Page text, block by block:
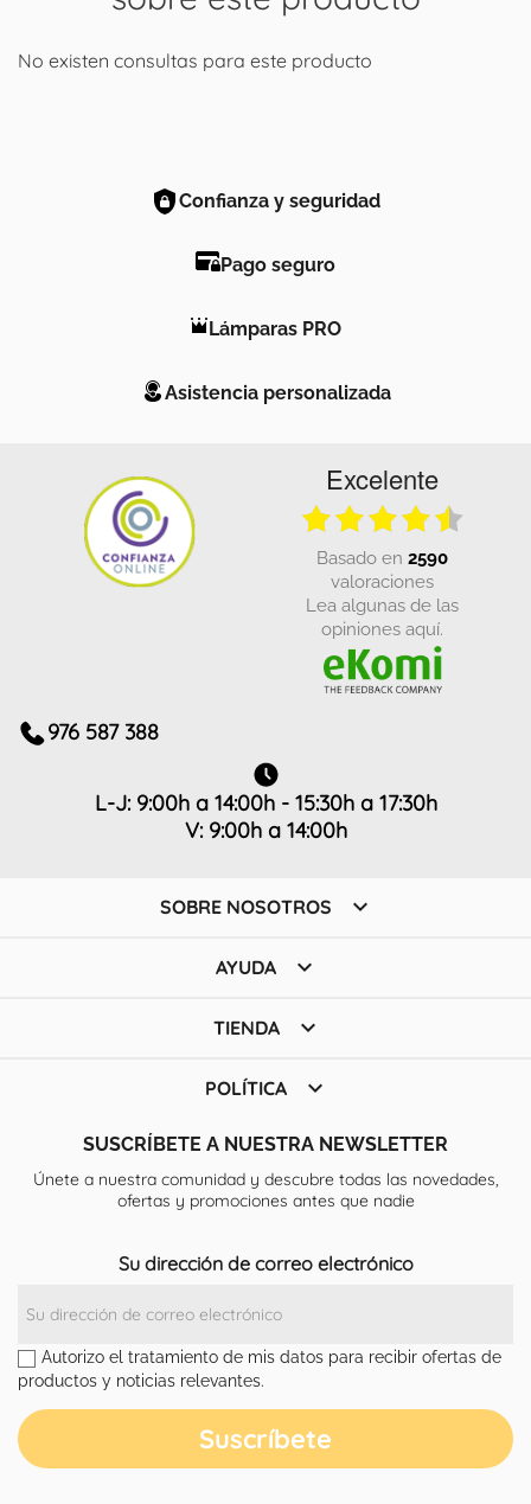
No existen consultas para este producto
Confianza y seguridad
Pago seguro
Lámparas PRO
Asistencia personalizada
Excelente
basado en 2590
valoraciones
Lea algunas de las
opiniones aquí.
976 587 388
L-J: 9:00h a 14:00h - 15:30h a 17:30h
V: 9:00h a 14:00h
SOBRE NOSOTROS 
AYUDA 
TIENDA 
POLÍTICA 
SUSCRÍBETE A NUESTRA NEWSLETTER
Únete a nuestra comunidad y descubre todas las novedades,
ofertas y promociones antes que nadie
Su dirección de correo electrónico
Autorizo el tratamiento de mis datos para recibir ofertas de
productos y noticias relevantes.